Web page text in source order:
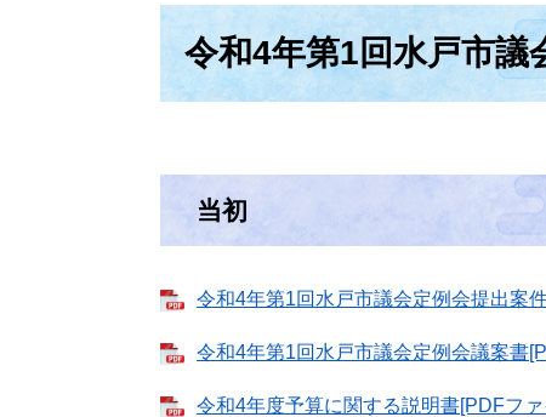
令和4年第1回水戸市議
当初
令和4年第1回水戸市議会定例会提出案
令和4年第1回水戸市議会定例会議案書
令和4年度予算に関する説明書[PDFフ